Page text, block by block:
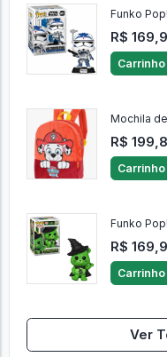
Funko
R$
Carrinho
Mochila
R$
Carrinho
Funko
R$
Carrinho
Ver